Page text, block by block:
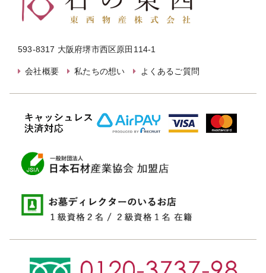
593-8317 大阪府堺市西区原田114-1
会社概要 私たちの想い よくあるご質問